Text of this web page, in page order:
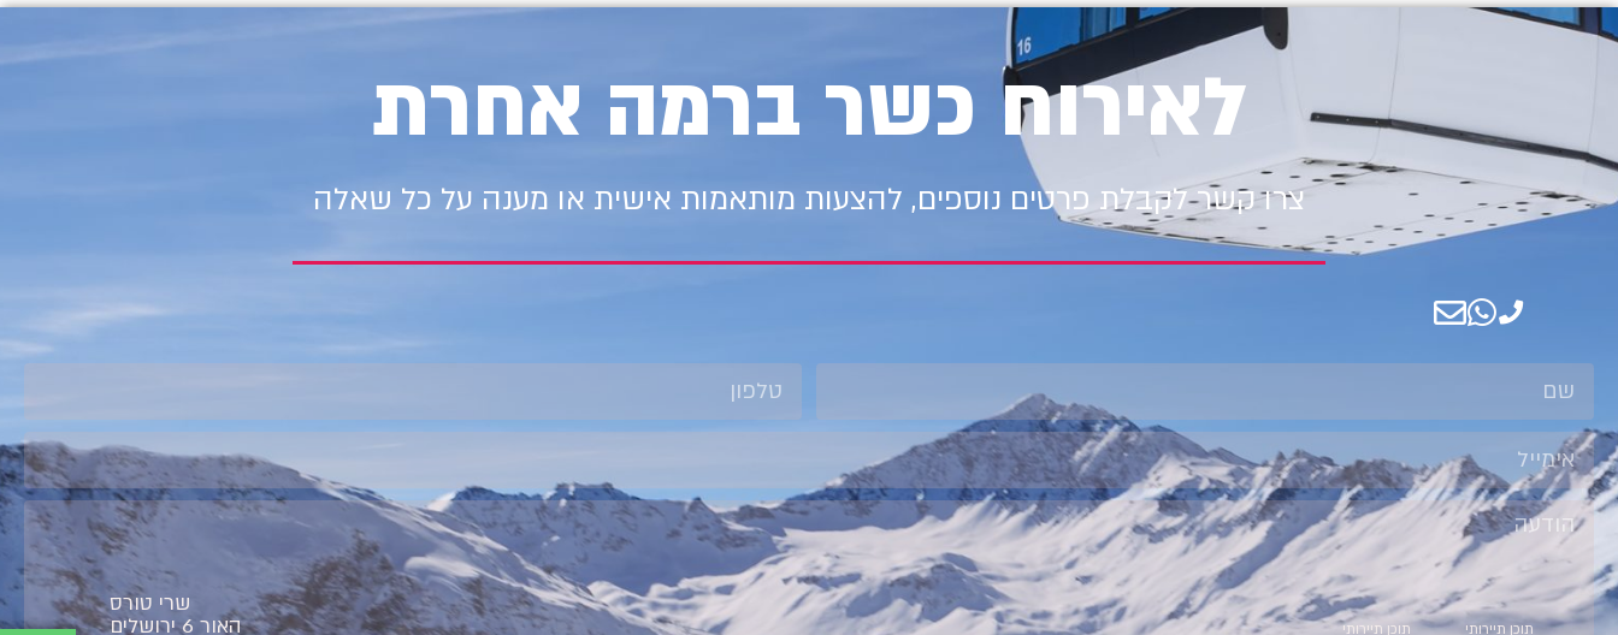
לאירוח כשר ברמה אחרת
צרו קשר לקבלת פרטים נוספים, להצעות מותאמות אישית או מענה על כל שאלה
קטגוריות
תוכן תיירותי
קטגוריות
תוכן תיירותי
שרי טורס
האור 6 ירושלים